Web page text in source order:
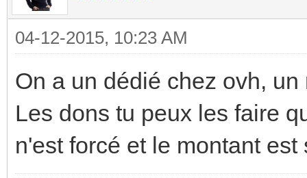
04-12-2015, 10:23 AM
On a un dédié chez ovh,
Les dons tu peux les faire
n'est forcé et le montant